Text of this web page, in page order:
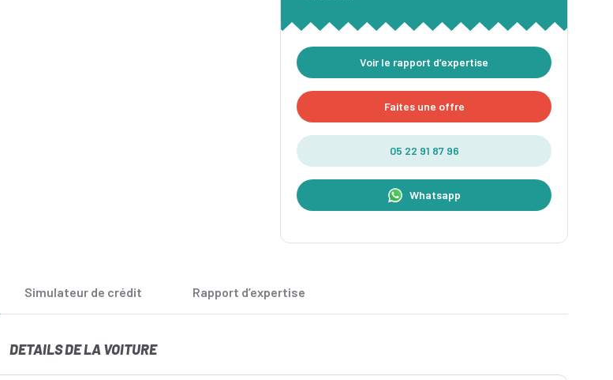
Voir le rapport d’expertise
Faites une offre
05 22 91 87 96
Whatsapp
Simulateur de crédit Rapport d’expertise
DETAILS DE LA VOITURE